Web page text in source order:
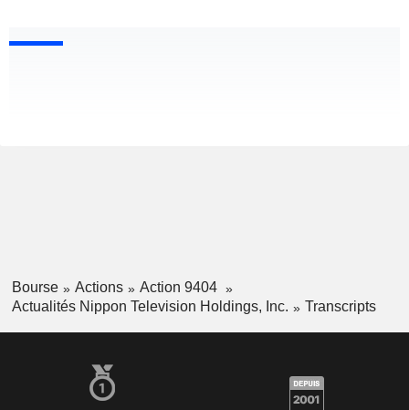
Bourse Actions
Action 9404
Actualités Nippon Television Holdings, Inc.
Transcripts